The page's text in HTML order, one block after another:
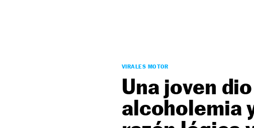
VIRALES MOTOR
Una joven
alcoholemia